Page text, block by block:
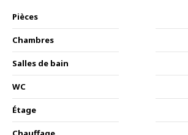
Pièces
Chambres
Salles de bain
WC
Étage